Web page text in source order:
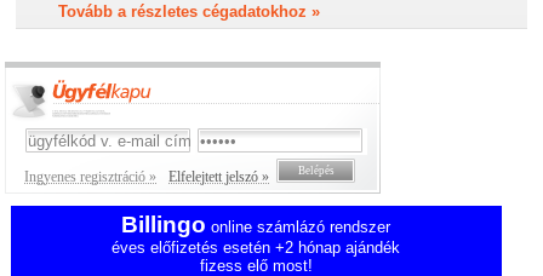
Tovább a részletes cégadatokhoz »
Ingyenes regisztráció » Elfelejtett jelszó »
Billingo online számlázó rendszer
éves előfizetés esetén +2 hónap ajándék
fizess elő most!